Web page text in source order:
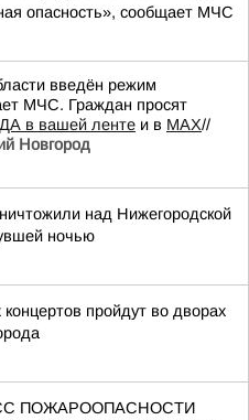
опасность», сообщает МЧС
введён режим
МЧС. Граждан просят
в вашей ленте и в MAX//
Новгород
над Нижегородской
ночью
пройдут во дворах
ПОЖАРООПАСНОСТИ